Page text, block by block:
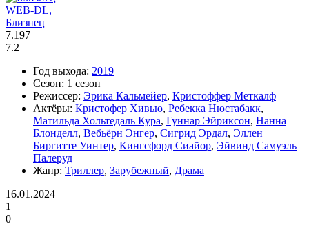
WEB-DL,
Близнец
7.197
7.2
Год выхода: 2019
Сезон: 1 сезон
Режиссер: Эрика Кальмейер, Кристоффер Меткалф
Актёры: Кристофер Хивью, Ребекка Нюстабакк,
Матильда Хольтедаль Кура, Гуннар Эйриксон, Нанна
Блонделл, Вебьёрн Энгер, Сигрид Эрдал, Эллен
Биргитте Уинтер, Кингсфорд Сиайор, Эйвинд Самуэль
Палеруд
Жанр: Триллер, Зарубежный, Драма
16.01.2024
1
0